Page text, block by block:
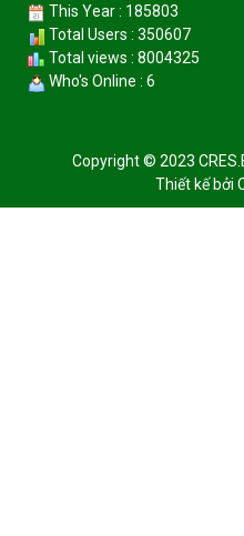
This Year : 185803
Total Users : 350607
Total views : 8004325
Who's Online : 6
Copyright © 2023
Thiết kế bởi